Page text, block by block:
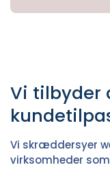
Vi tilbyder
Vi skræddersyer
virksomheder